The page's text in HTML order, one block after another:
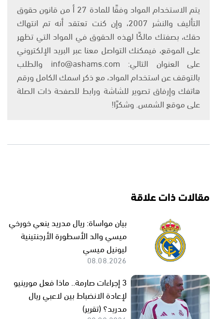
يتم الاستخدام المواد وفقًا للمادة 27 أ من قانون حقوق
التأليف والنشر 2007، وإن كنت تعتقد أنه تم انتهاك
حقك، بصفتك مالكًا لهذه الحقوق في المواد التي تظهر
على الموقع، فيمكنك التواصل معنا عبر البريد الإلكتروني
على العنوان التالي: info@ashams.com والطلب
بالتوقف عن استخدام المواد، مع ذكر اسمك الكامل ورقم
هاتفك وإرفاق تصوير للشاشة ورابط للصفحة ذات الصلة
على موقع الشمس. وشكرًا!
مقالات ذات علاقة
بيان مواساة: ريال مدريد ينعي خورخي
ميسي والد الأسطورة الأرجنتينية
ليونيل ميسي
08.08.2026
3 إجراءات صارمة.. ماذا فعل مورينيو
لإعادة الانضباط بين لاعبي ريال
مدريد؟ (تقرير)